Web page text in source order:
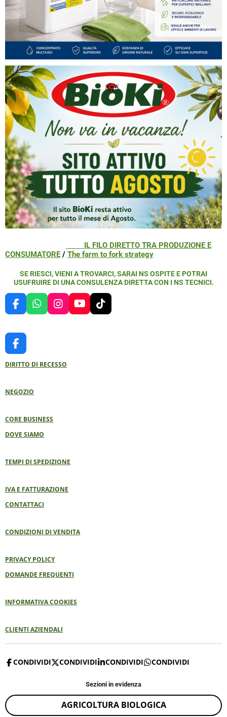
IL FILO DIRETTO TRA PRODUZIONE E
CONSUMATORE/ The farm to fork strategy
SE RIESCI, VIENI A TROVARCI, SARAI NS OSPITE E POTRAI
USUFRUIRE DI UNA CONSULENZA DIRETTA CON I NS TECNICI.
F
A
E
B
O
O
W
H
P
I
N
R
Y
O
T
I
F
A
C
O
K
DIRITTO DI RECESSO
NEGOZIO
CORE BUSINESS
DOVE SIAMO
TEMPI DI SPEDIZIONE
IVA E FATTURAZIONE
CONTATTACI
CONDIZIONI DI VENDITA
PRIVACY POLICY
DOMANDE FREQUENTI
INFORMATIVA COOKIES
CLIENTI AZIENDALI
CONDIVIDI CONDIVIDI CONDIVIDI CONDIVIDI
Sezioni in evidenza
AGRICOLTURA BIOLOGICA